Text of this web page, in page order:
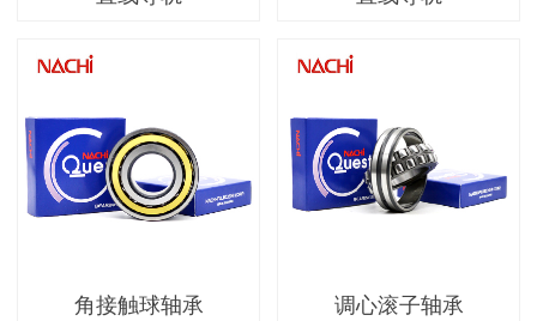
角接触球轴承 调心滚子轴承